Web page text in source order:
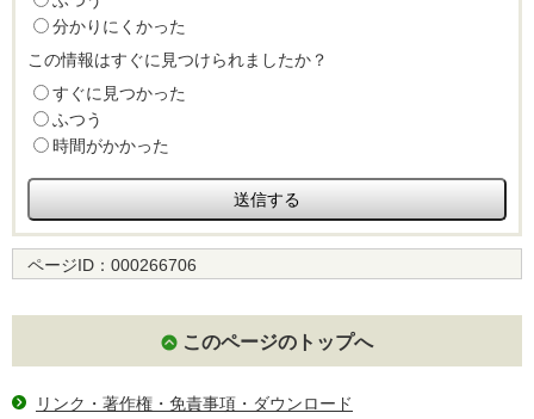
分かりにくかった
この情報はすぐに見つけられましたか？
すぐに見つかった
ふつう
時間がかかった
ページID： 000266706
このページのトップへ
リンク・著作権・免責事項・ダウンロード